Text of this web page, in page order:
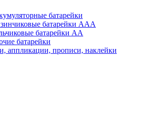
батарейки
батарейки ААА
батарейки АА
батарейки
аппликации, прописи, наклейки